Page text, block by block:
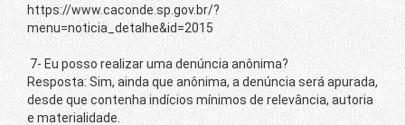
https://www.caconde.sp.gov.br/?
menu=noticia_detalhe&id=2015
7- Eu posso realizar uma denúncia anônima?
Resposta: Sim, ainda que anônima, a denúncia será apurada,
desde que contenha indícios mínimos de relevância, autoria
e materialidade.